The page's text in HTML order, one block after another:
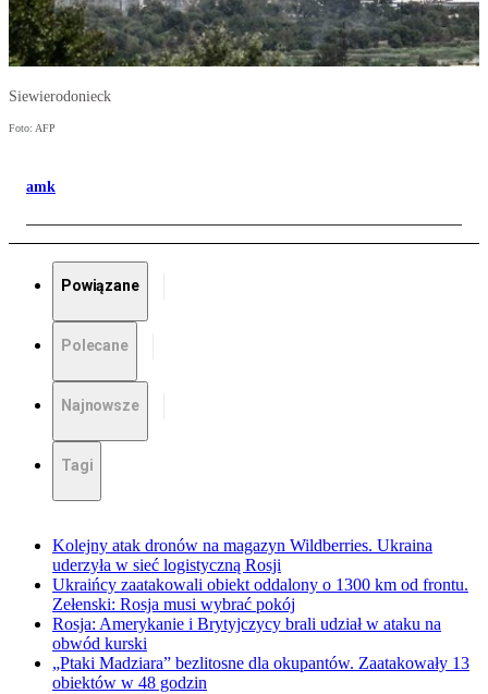
Siewierodonieck
Foto: AFP
amk
Powiązane
Polecane
Najnowsze
Tagi
Kolejny atak dronów na magazyn Wildberries. Ukraina
uderzyła w sieć logistyczną Rosji
Ukraińcy zaatakowali obiekt oddalony o 1300 km od frontu.
Zełenski: Rosja musi wybrać pokój
Rosja: Amerykanie i Brytyjczycy brali udział w ataku na
obwód kurski
„Ptaki Madziara” bezlitosne dla okupantów. Zaatakowały 13
obiektów w 48 godzin